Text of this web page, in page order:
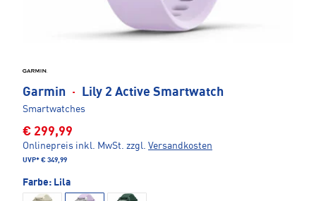
Garmin · Lily 2 Active Smartwatch
Smartwatches
€ 299,99
Onlinepreis inkl. MwSt. zzgl. Versandkosten
UVP* € 349,99
Farbe: Lila